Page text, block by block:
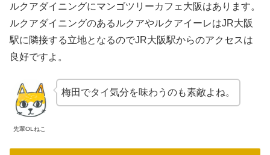
ルクアダイニングにマンゴツリーカフェ大阪はあります。
ルクアダイニングのあるルクアやルクアイーレはJR大阪
駅に隣接する立地となるのでJR大阪駅からのアクセスは
良好ですよ。
先輩OLねこ
梅田でタイ気分を味わうのも素敵よね。